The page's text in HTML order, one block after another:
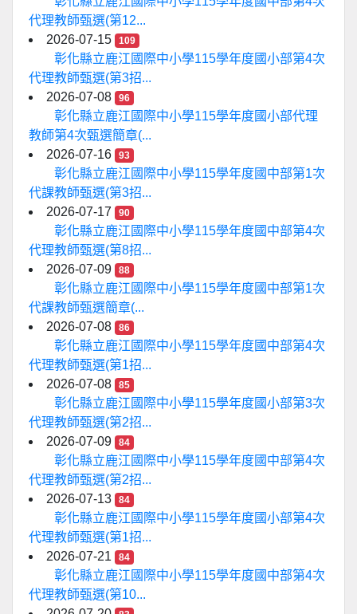
代理教師甄選(第12...
2026-07-15
109
彰化縣立鹿江國際中小學115學年度國小部第4次
代理教師甄選(第3招...
2026-07-08
96
彰化縣立鹿江國際中小學115學年度國小部代理
教師第4次甄選簡章(...
2026-07-16
93
彰化縣立鹿江國際中小學115學年度國中部第1次
代課教師甄選(第3招...
2026-07-17
90
彰化縣立鹿江國際中小學115學年度國中部第4次
代理教師甄選(第8招...
2026-07-09
88
彰化縣立鹿江國際中小學115學年度國中部第1次
代課教師甄選簡章(...
2026-07-08
86
彰化縣立鹿江國際中小學115學年度國中部第4次
代理教師甄選(第1招...
2026-07-08
85
彰化縣立鹿江國際中小學115學年度國小部第3次
代理教師甄選(第2招...
2026-07-09
84
彰化縣立鹿江國際中小學115學年度國中部第4次
代理教師甄選(第2招...
2026-07-13
84
彰化縣立鹿江國際中小學115學年度國小部第4次
代理教師甄選(第1招...
2026-07-21
84
彰化縣立鹿江國際中小學115學年度國中部第4次
代理教師甄選(第10...